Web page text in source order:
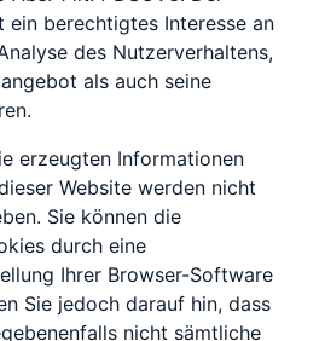
ein berechtigtes Interesse an
des Nutzerverhaltens,
als auch seine
erzeugten Informationen
Website werden nicht
Sie können die
durch eine
Ihrer Browser-Software
Sie jedoch darauf hin, dass
nicht sämtliche